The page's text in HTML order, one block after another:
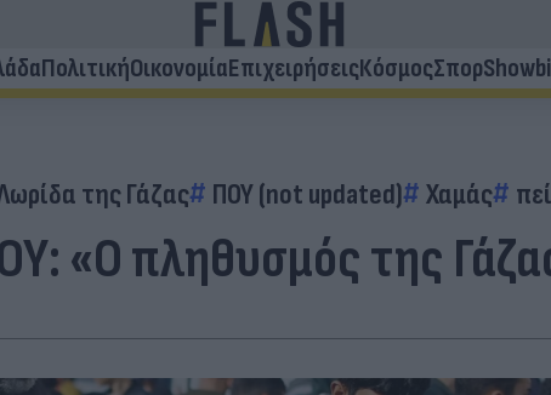
ΠολιτικήΟικονομίαΕπιχειρήσειςΚόσμοςΣπορ
της Γάζας ΠΟΥ (not updated) Χαμάς
«Ο πληθυσμός της